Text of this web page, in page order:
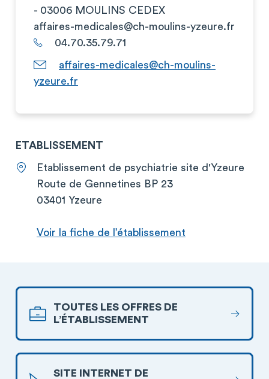
- 03006 MOULINS CEDEX
affaires-medicales@ch-moulins-yzeure.fr
04.70.35.79.71
affaires-medicales@ch-moulins-
yzeure.fr
ETABLISSEMENT
Etablissement de psychiatrie site d'Yzeure
Route de Gennetines BP 23
03401 Yzeure
Voir la fiche de l’établissement
TOUTES LES OFFRES DE
L’ÉTABLISSEMENT
SITE INTERNET DE